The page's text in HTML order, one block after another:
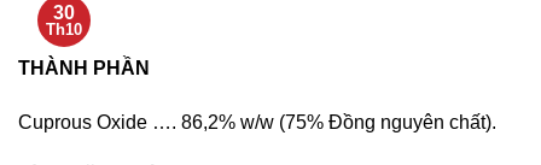
30
Th10
THÀNH PHẦN
Cuprous Oxide …. 86,2% w/w (75% Đồng nguyên chất).